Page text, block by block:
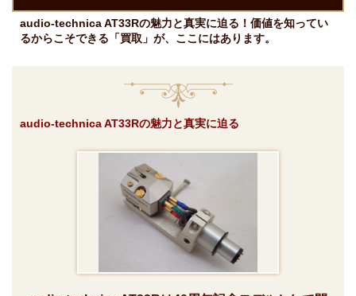
audio-technica AT33Rの魅力と真実に迫る！価値を知ってい
るからこそできる「買取」が、ここにはあります。
audio-technica AT33Rの魅力と真実に迫る